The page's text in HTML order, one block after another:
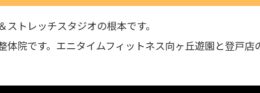
トレッチスタジオの根本です。
体院です。エニタイムフィットネス向ヶ丘遊園と登戸